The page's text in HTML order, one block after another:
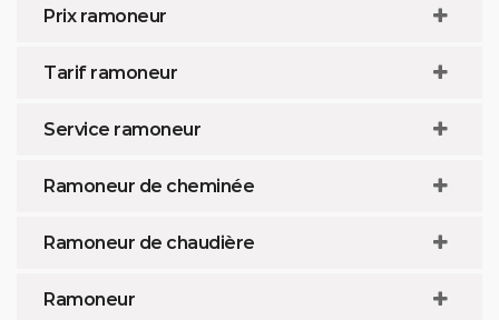
Prix ramoneur
Tarif ramoneur
Service ramoneur
Ramoneur de cheminée
Ramoneur de chaudière
Ramoneur